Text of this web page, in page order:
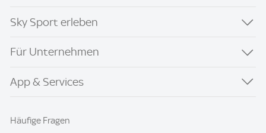
Sky Sport erleben
Für Unternehmen
App & Services
Häufige Fragen